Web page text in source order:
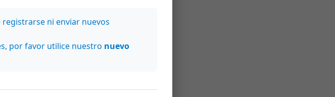
ni enviar nuevos
por favor utilice nuestro nuevo